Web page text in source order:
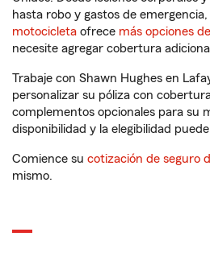
hasta robo y gastos de
motocicleta ofrece más opciones
necesite agregar cobertura
Trabaje con Shawn Hughes en
personalizar su póliza con
complementos opcionales para su
disponibilidad y la elegibilidad
Comience su cotización de seguro
mismo.